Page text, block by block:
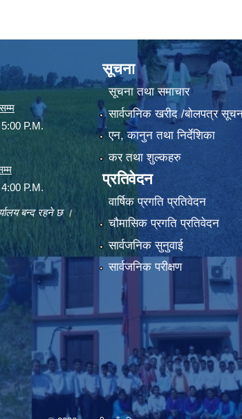
P.M.
P.M.
बन्द रहने छ ।
सूचना
सूचना तथा समाचार
सार्वजनिक खरीद /बोलपत्र
एन, कानुन तथा निर्देशिका
कर तथा शुल्कहरु
प्रतिवेदन
वार्षिक प्रगति प्रतिवेदन
चौमासिक प्रगति प्रतिवेदन
सार्वजनिक सुनुवाई
सार्वजनिक परीक्षण